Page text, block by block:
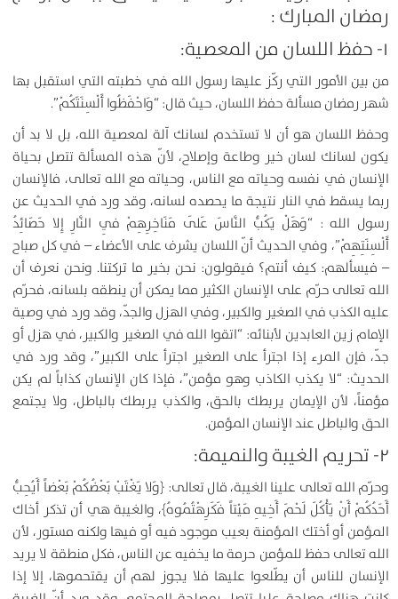
رمضان المبارك :
۱- حفظ اللسان من المعصية:
من بين الأمور التي ركّز عليها رسول الله في خطبته التي استقبل بها
شهر رمضان مسألة حفظ اللسان، حيث قال: “وَاحْفَظُوا أَلْسِنَتَكُمْ”.
وحفظ اللسان هو أن لا تستخدم لسانك آلة لمعصية الله، بل لا بد أن
يكون لسانك لسان خير وطاعة وإصلاح، لأنّ هذه المسألة تتصل بحياة
الإنسان في نفسه وحياته مع الناس، وحياته مع الله تعالى، فالإنسان
ربما يسقط في النار نتيجة ما يحصده لسانه، وقد ورد في الحديث عن
رسول الله : “وَهَلْ يَكُبُّ النَّاسَ عَلَى مَنَاخِرِهِمْ فِي النَّارِ إِلا حَصَائِدُ
أَلْسِنَتِهِمْ”، وفي الحديث أنّ اللسان يشرف على الأعضاء – في كل صباح
– فيسألهم: كيف أنتم؟ فيقولون: نحن بخير ما تركتنا. ونحن نعرف أن
الله تعالى حرّم على الإنسان الكثير مما يمكن أن ينطقه بلسانه، فحرّم
عليه الكذب في الصغير والكبير، وفي الهزل والجدّ، وقد ورد في وصية
الإمام زين العابدين لأبنائه: “اتقوا الله في الصغير والكبير، في هزل أو
جدّ، فإن المرء إذا اجترأ على الصغير اجترأ على الكبير”، وقد ورد في
الحديث: “لا يكذب الكاذب وهو مؤمن”، فإذا كان الإنسان كذاباً لم يكن
مؤمناً، لأن الإيمان يربطك بالحق، والكذب يربطك بالباطل، ولا يجتمع
الحق والباطل عند الإنسان المؤمن.
۲- تحريم الغيبة والنميمة:
وحرّم الله تعالى علينا الغيبة، قال تعالى: ﴿وَلا يَغْتَبْ بَعْضُكُمْ بَعْضاً أَيُحِبُّ
أَحَدُكُمْ أَنْ يَأْكُلَ لَحْمَ أَخِيهِ مَيْتاً فَكَرِهْتُمُوهُ﴾، والغيبة هي أن تذكر أخاك
المؤمن أو أختك المؤمنة بعيب موجود فيه أو فيها ولكنه مستور، لأن
الله تعالى حفظ للمؤمن حرمة ما يخفيه عن الناس، فكل منطقة لا يريد
الإنسان للناس أن يطّلعوا عليها فلا يجوز لهم أن يقتحموها، إلا إذا